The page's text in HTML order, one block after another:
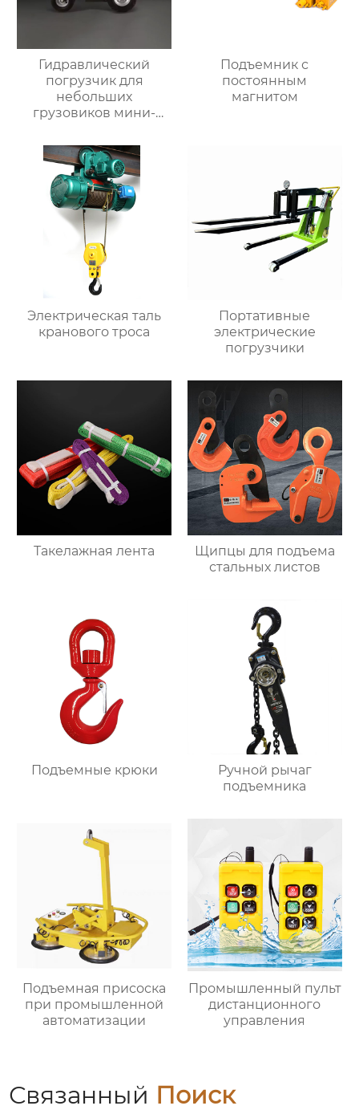
Гидравлический
погрузчик для
небольших
грузовиков мини-
Подъемник с
постоянным
магнитом
Электрическая таль
кранового троса
Портативные
электрические
погрузчики
Такелажная лента
Щипцы для подъема
стальных листов
Подъемные крюки
Ручной рычаг
подъемника
Подъемная присоска
при промышленной
автоматизации
Промышленный пульт
дистанционного
управления
Связанный Поиск